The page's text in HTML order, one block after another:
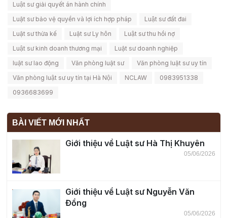
Luật sư giải quyết án hành chính
Luật sư bảo vệ quyền và lợi ích hợp pháp
Luật sư đất đai
Luật sư thừa kế
Luật sư Ly hôn
Luật sư thu hồi nợ
Luật sư kinh doanh thương mại
Luật sư doanh nghiệp
luật sư lao động
Văn phòng luật sư
Văn phòng luật sư uy tín
Văn phòng luật sư uy tín tại Hà Nội
NCLAW
0983951338
0936683699
BÀI VIẾT MỚI NHẤT
Giới thiệu về Luật sư Hà Thị Khuyên
05/06/2026
Giới thiệu về Luật sư Nguyễn Văn
Đồng
05/06/2026